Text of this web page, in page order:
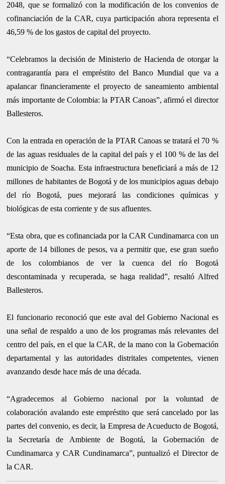
2048, que se formalizó con la modificación de los convenios de
cofinanciación de la CAR, cuya participación ahora representa el
46,59 % de los gastos de capital del proyecto.
“Celebramos la decisión de Ministerio de Hacienda de otorgar la
contragarantía para el empréstito del Banco Mundial que va a
apalancar financieramente el proyecto de saneamiento ambiental
más importante de Colombia: la PTAR Canoas”, afirmó el director
Ballesteros.
Con la entrada en operación de la PTAR Canoas se tratará el 70 %
de las aguas residuales de la capital del país y el 100 % de las del
municipio de Soacha. Esta infraestructura beneficiará a más de 12
millones de habitantes de Bogotá y de los municipios aguas debajo
del río Bogotá, pues mejorará las condiciones químicas y
biológicas de esta corriente y de sus afluentes.
“Esta obra, que es cofinanciada por la CAR Cundinamarca con un
aporte de 14 billones de pesos, va a permitir que, ese gran sueño
de los colombianos de ver la cuenca del río Bogotá
descontaminada y recuperada, se haga realidad”, resaltó Alfred
Ballesteros.
El funcionario reconoció que este aval del Gobierno Nacional es
una señal de respaldo a uno de los programas más relevantes del
centro del país, en el que la CAR, de la mano con la Gobernación
departamental y las autoridades distritales competentes, vienen
avanzando desde hace más de una década.
“Agradecemos al Gobierno nacional por la voluntad de
colaboración avalando este empréstito que será cancelado por las
partes del convenio, es decir, la Empresa de Acueducto de Bogotá,
la Secretaría de Ambiente de Bogotá, la Gobernación de
Cundinamarca y CAR Cundinamarca”, puntualizó el Director de
la CAR.